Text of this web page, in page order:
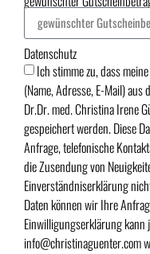
Datenschutz
Ich stimme zu, dass
(Name, Adresse, E-Mail)
Dr.Dr. med. Christina Irene
gespeichert werden. Diese
Anfrage, telefonische
die Zusendung von
Einverständniserklärung
Daten können wir Ihre
Einwilligungserklärung kann
info@christinaguenter.com